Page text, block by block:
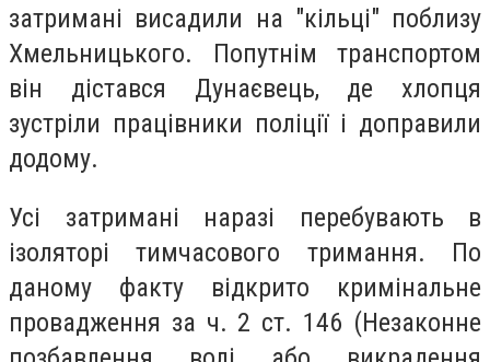
затримані висадили на "кільці" поблизу
Хмельницького. Попутнім транспортом
він дістався Дунаєвець, де хлопця
зустріли працівники поліції і доправили
додому.
Усі затримані наразі перебувають в
ізоляторі тимчасового тримання. По
даному факту відкрито кримінальне
провадження за ч. 2 ст. 146 (Незаконне